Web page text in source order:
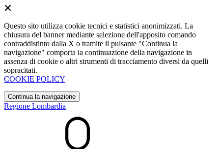
Questo sito utilizza cookie tecnici e statistici anonimizzati. La
chiusura del banner mediante selezione dell'apposito comando
contraddistinto dalla X o tramite il pulsante "Continua la
navigazione" comporta la continuazione della navigazione in
assenza di cookie o altri strumenti di tracciamento diversi da quelli
sopracitati.
COOKIE POLICY
Continua la navigazione
Regione Lombardia